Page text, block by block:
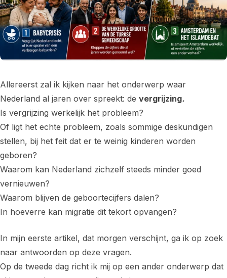
Allereerst zal ik kijken naar het onderwerp waar
Nederland al jaren over spreekt: de vergrijzing.
Is vergrijzing werkelijk het probleem?
Of ligt het echte probleem, zoals sommige deskundigen
stellen, bij het feit dat er te weinig kinderen worden
geboren?
Waarom kan Nederland zichzelf steeds minder goed
vernieuwen?
Waarom blijven de geboortecijfers dalen?
In hoeverre kan migratie dit tekort opvangen?
In mijn eerste artikel, dat morgen verschijnt, ga ik op zoek
naar antwoorden op deze vragen.
Op de tweede dag richt ik mij op een ander onderwerp dat